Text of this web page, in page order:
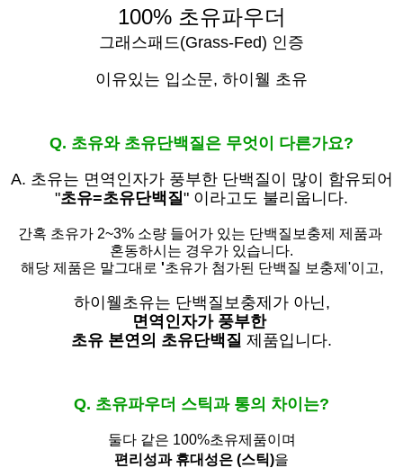
100% 초유파우더
그래스패드(Grass-Fed) 인증
이유있는 입소문, 하이웰 초유
Q. 초유와 초유단백질은 무엇이 다른가요?
A. 초유는 면역인자가 풍부한 단백질이 많이 함유되어
"초유=초유단백질 " 이라고도 불리웁니다.
간혹 초유가 2~3% 소량 들어가 있는 단백질보충제 제품과
혼동하시는 경우가 있습니다.
해당 제품은 말그대로 '초유가 첨가된 단백질 보충제'이고,
하이웰초유는 단백질보충제가 아닌,
면역인자가 풍부한
초유 본연의 초유단백질 제품입니다.
Q. 초유파우더 스틱과 통의 차이는?
둘다 같은 100%초유제품이며
편리성과 휴대성은 (스틱)을